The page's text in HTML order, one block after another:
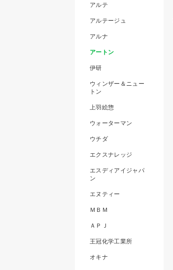
アルテ
アルテージュ
アルナ
アートン
伊研
ウィンザー＆ニュー
トン
上羽絵惣
ウォーターマン
ウチダ
エクスナレッジ
エスディアイジャパ
ン
エヌティー
ＭＢＭ
ＡＰＪ
王冠化学工業所
オキナ